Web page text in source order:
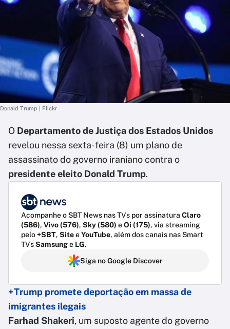
Donald Trump | Flickr
O Departamento de Justiça dos Estados Unidos
revelou nessa sexta-feira (8) um plano de
assassinato do governo iraniano contra o
presidente eleito Donald Trump.
Acompanhe o SBT News nas TVs por assinatura Claro
(586), Vivo (576), Sky (580) eOi (175), via streaming
pelo+SBT, SiteeYouTube, além dos canais nas Smart
TVsSamsunge LG.
Siga no Google Discover
+Trump promete deportação em massa de
imigrantes ilegais
Farhad Shakeri, um suposto agente do governo